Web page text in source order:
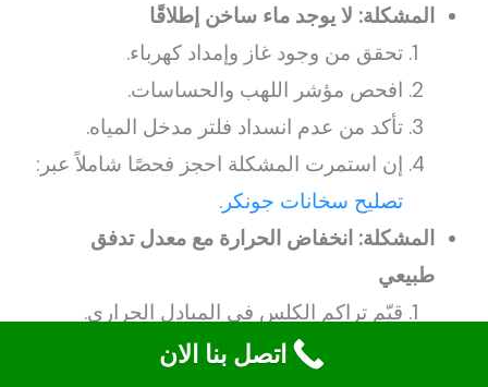
المشكلة: لا يوجد ماء ساخن إطلاقًا
تحقق من وجود غاز وإمداد كهرباء.
افحص مؤشر اللهب والحساسات.
تأكد من عدم انسداد فلتر مدخل المياه.
إن استمرت المشكلة احجز فحصًا شاملاً عبر:
تصليح سخانات جونكر .
المشكلة: انخفاض الحرارة مع معدل تدفق
طبيعي
قيّم تراكم الكلس في المبادل الحراري.
افحص منظم الحرارة وحساسية الحساس.
اتصل بنا الان